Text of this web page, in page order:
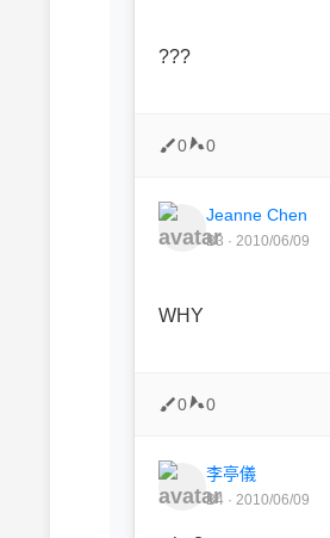
???
0 0
Jeanne Chen
B3 · 2010/06/09
WHY
0 0
李亭儀
B4 · 2010/06/09